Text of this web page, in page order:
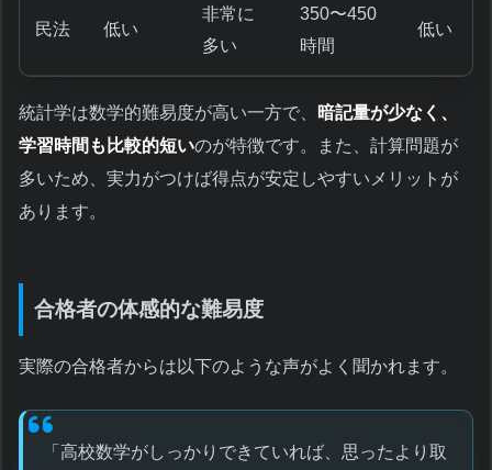
民法 低い
非常に
多い
350〜450
時間
低い
統計学は数学的難易度が高い一方で、
暗記量が少なく、
学習時間も比較的短いのが特徴です。また、計算問題が
多いため、実力がつけば得点が安定しやすいメリットが
あります。
合格者の体感的な難易度
実際の合格者からは以下のような声がよく聞かれます。
「高校数学がしっかりできていれば、思ったより取